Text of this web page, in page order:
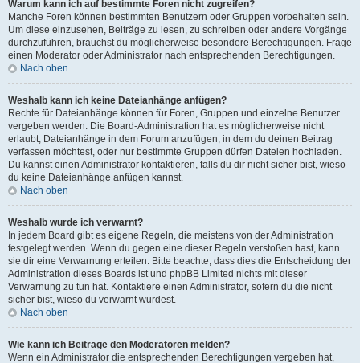
Warum kann ich auf bestimmte Foren nicht zugreifen?
Manche Foren können bestimmten Benutzern oder Gruppen vorbehalten sein.
Um diese einzusehen, Beiträge zu lesen, zu schreiben oder andere Vorgänge
durchzuführen, brauchst du möglicherweise besondere Berechtigungen. Frage
einen Moderator oder Administrator nach entsprechenden Berechtigungen.
Nach oben
Weshalb kann ich keine Dateianhänge anfügen?
Rechte für Dateianhänge können für Foren, Gruppen und einzelne Benutzer
vergeben werden. Die Board-Administration hat es möglicherweise nicht
erlaubt, Dateianhänge in dem Forum anzufügen, in dem du deinen Beitrag
verfassen möchtest, oder nur bestimmte Gruppen dürfen Dateien hochladen.
Du kannst einen Administrator kontaktieren, falls du dir nicht sicher bist, wieso
du keine Dateianhänge anfügen kannst.
Nach oben
Weshalb wurde ich verwarnt?
In jedem Board gibt es eigene Regeln, die meistens von der Administration
festgelegt werden. Wenn du gegen eine dieser Regeln verstoßen hast, kann
sie dir eine Verwarnung erteilen. Bitte beachte, dass dies die Entscheidung der
Administration dieses Boards ist und phpBB Limited nichts mit dieser
Verwarnung zu tun hat. Kontaktiere einen Administrator, sofern du die nicht
sicher bist, wieso du verwarnt wurdest.
Nach oben
Wie kann ich Beiträge den Moderatoren melden?
Wenn ein Administrator die entsprechenden Berechtigungen vergeben hat,